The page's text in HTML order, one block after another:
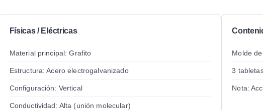
Físicas / Eléctricas
Material principal: Grafito
Estructura: Acero electrogalvanizado
Configuración: Vertical
Conductividad: Alta (unión molecular)
Molde
3
Nota: